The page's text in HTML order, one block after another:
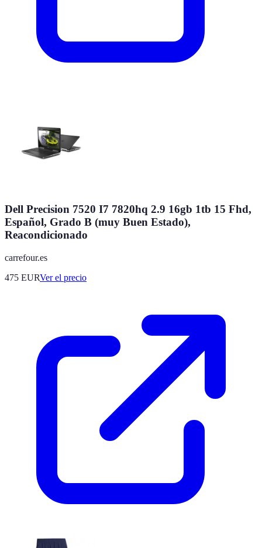
Dell Precision 7520 I7 7820hq 2.9 16gb 1tb 15 Fhd,
Español, Grado B (muy Buen Estado),
Reacondicionado
carrefour.es
475 EURVer el precio